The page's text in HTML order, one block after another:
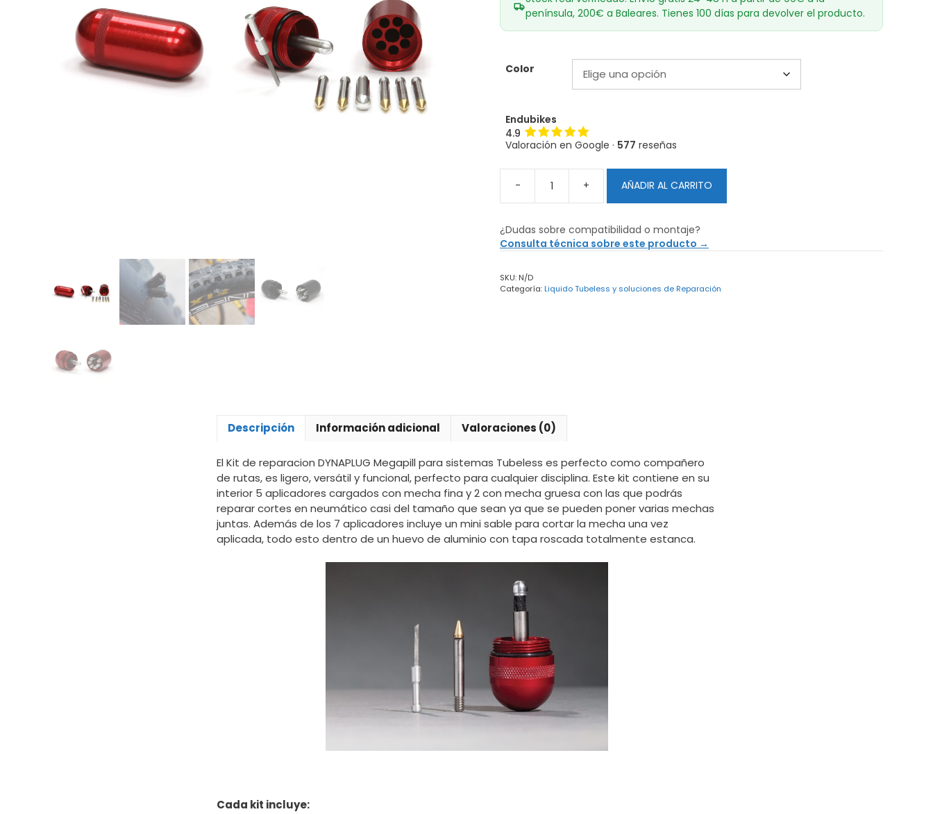
península, 200€ a Baleares. Tienes 100 días para devolver el producto.
Color
Endubikes
4.9
Valoración en Google · 577 reseñas
-
de
DYNAPLUG
Megapill
+ AÑADIR AL CARRITO
¿Dudas sobre compatibilidad o montaje?
Consulta técnica sobre este producto →
SKU: N/D
Categoría:Liquido Tubeless y soluciones de Reparación
Descripción Información adicional Valoraciones (0)
El Kit de reparacion DYNAPLUG Megapill para sistemas Tubeless es perfecto como compañero
de rutas, es ligero, versátil y funcional, perfecto para cualquier disciplina. Este kit contiene en su
interior 5 aplicadores cargados con mecha fina y 2 con mecha gruesa con las que podrás
reparar cortes en neumático casi del tamaño que sean ya que se pueden poner varias mechas
juntas. Además de los 7 aplicadores incluye un mini sable para cortar la mecha una vez
aplicada, todo esto dentro de un huevo de aluminio con tapa roscada totalmente estanca.
Cada kit incluye: